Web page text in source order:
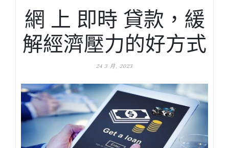
網 上 即時 貸款，緩
解經濟壓力的好方式
24 3 月, 2023